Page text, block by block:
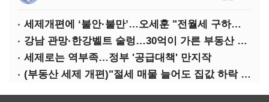
세제개편에 ‘불안·불만’…오세훈 "전월세 구하기 더 힘들어질 것"
강남 관망·한강벨트 술렁…30억이 가른 부동산 민심
세제로는 역부족…정부 '공급대책' 만지작
(부동산 세제 개편)"절세 매물 늘어도 집값 하락 제한적"…전세난·양극화 심화 우려